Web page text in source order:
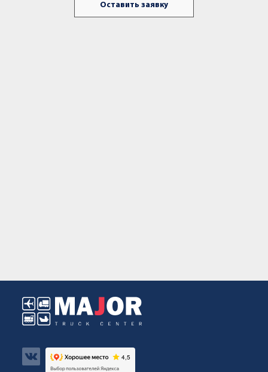
Оставить заявку